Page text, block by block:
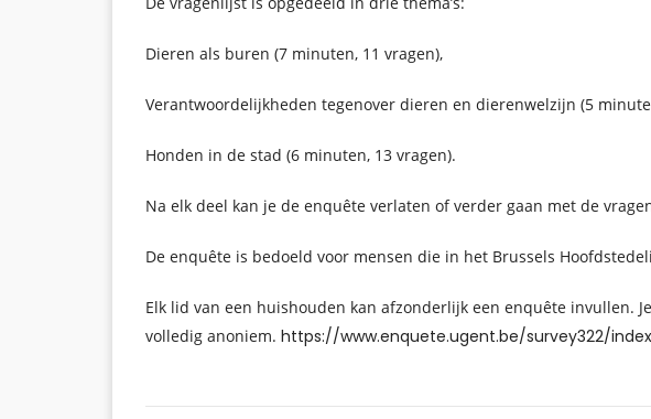
Dieren als buren (7 minuten, 11 vragen),
Verantwoordelijkheden tegenover dieren en dierenwelzijn (5
Honden in de stad (6 minuten, 13 vragen).
Na elk deel kan je de enquête verlaten of verder gaan met de
De enquête is bedoeld voor mensen die in het Brussels
Elk lid van een huishouden kan afzonderlijk een enquête invullen.
volledig anoniem. https://www.enquete.ugent.be/survey322/